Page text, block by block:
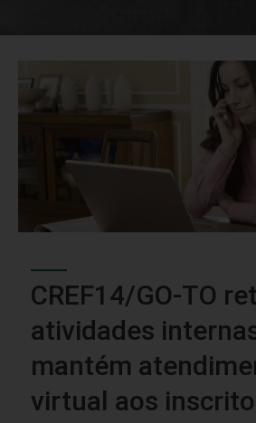
CREF14/GO-TO
atividades
mantém
virtual aos